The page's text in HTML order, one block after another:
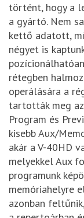
történt, hogy a
a gyártó. Nem
kettő adatott,
négyet is
rétegben
operálására a
tartották meg
Program és
kisebb Aux/
akár a V-40HD
melyekkel Aux
programunk
memóriahelyre
azonban